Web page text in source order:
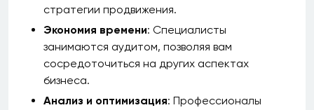
стратегии продвижения.
Экономия времени: Специалисты
занимаются аудитом, позволяя вам
сосредоточиться на других аспектах
бизнеса.
Анализ и оптимизация: Профессионалы